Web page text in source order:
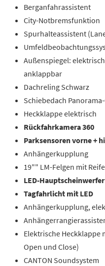
Berganfahrassistent
City-Notbremsfunktion
Spurhalteassistent
Außenspiegel:
anklappbar
Dachreling Schwarz
Schiebedach
Heckklappe elektrisch
Rückfahrkamera 360
Parksensoren vorne +
Anhängerkupplung
19"" LM-Felgen mit
LED-Hauptscheinwerfer
Tagfahrlicht mit LED
Anhängerkupplung,
Elektrische Heckklappe
Open und Close)
CANTON Soundsystem